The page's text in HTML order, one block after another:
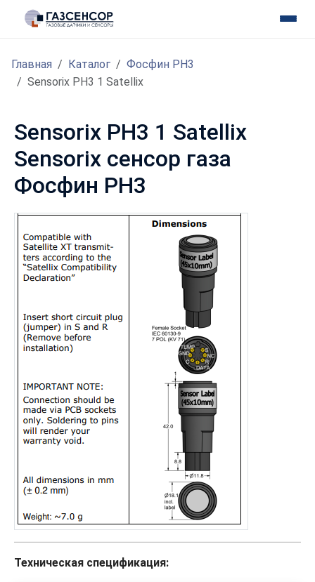
Главная Каталог
Фосфин PH3
Sensorix PH3 1 Satellix
Sensorix PH3 1 Satellix
Sensorix сенсор газа
Фосфин PH3
Техническая спецификация: